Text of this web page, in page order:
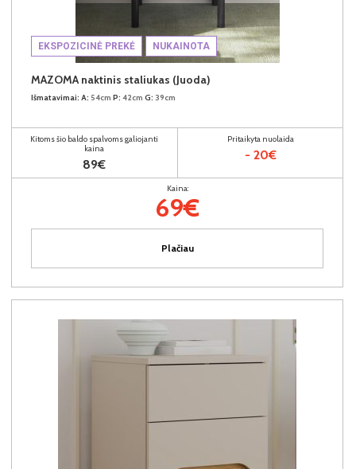
EKSPOZICINĖ PREKĖ NUKAINOTA
MAZOMA naktinis staliukas (Juoda)
Išmatavimai: A: 54cm P: 42cm G: 39cm
Kitoms šio baldo spalvoms galiojanti
kaina
89€
Pritaikyta nuolaida
- 20€
Kaina:
69€
Plačiau